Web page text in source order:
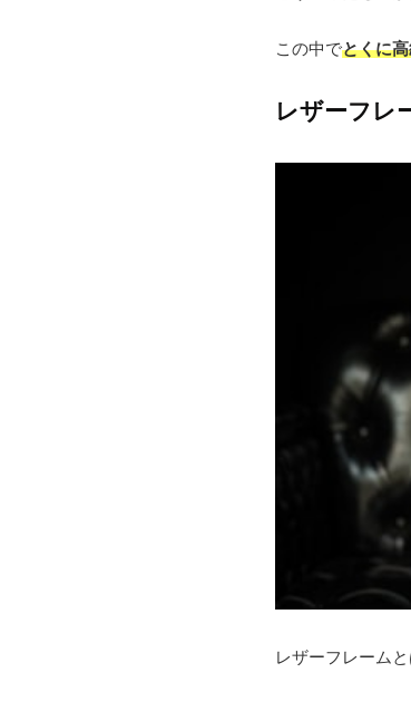
この中でとくに
レザーフレ
レザーフレーム